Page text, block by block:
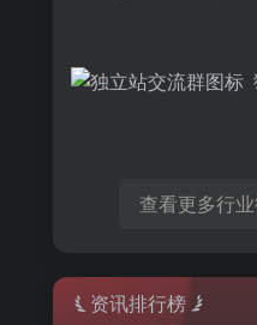
查看更多行
资讯排行榜